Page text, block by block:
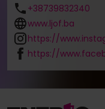
+38739832340
www.ljof.ba
https://
https://